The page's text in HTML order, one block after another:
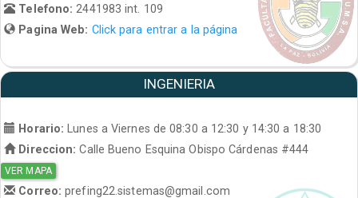
Telefono:2441983 int. 109
Pagina Web: Click para entrar a la página
INGENIERIA
Horario:
Lunes a Viernes de 08:30 a 12:30 y 14:30 a 18:30
Direccion: Calle Bueno Esquina Obispo Cárdenas #444
VER MAPA
Correo:prefing22.sistemas@gmail.com